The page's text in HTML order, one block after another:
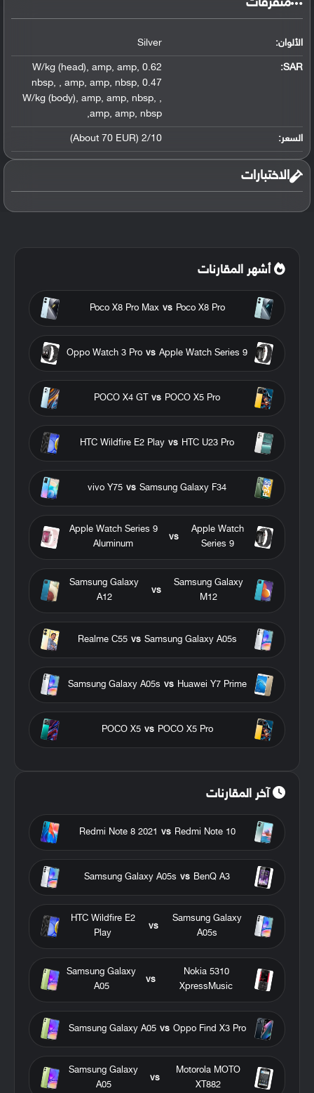
متفرقات
الألوان: Silver
SAR
:
0.62 W/kg (head)
, amp, amp,
nbsp, , amp, amp, nbsp, 0.47
W/kg (body), amp, amp, nbsp, ,
amp, amp, nbsp
,
السعر: 2/10 (About 70 EUR)
الاختبارات
أشهر المقارنات
Poco X8 Pro
vs
Poco X8 Pro Max
Apple Watch Series 9
vs
Oppo Watch 3 Pro
POCO X5 Pro
vs
POCO X4 GT
HTC U23 Pro
vs
HTC Wildfire E2 Play
Samsung Galaxy F34
vs
vivo Y75
Apple Watch
Series 9
vs
Apple Watch Series 9
Aluminum
Samsung Galaxy
M12
vs
Samsung Galaxy
A12
Samsung Galaxy A05s
vs
Realme C55
Huawei Y7 Prime
vs
Samsung Galaxy A05s
POCO X5 Pro
vs
POCO X5
آخر المقارنات
Redmi Note 10
vs
Redmi Note 8 2021
BenQ A3
vs
Samsung Galaxy A05s
Samsung Galaxy
A05s
vs
HTC Wildfire E2
Play
Nokia 5310
XpressMusic
vs
Samsung Galaxy
A05
Oppo Find X3 Pro
vs
Samsung Galaxy A05
Motorola MOTO
XT882
vs
Samsung Galaxy
A05